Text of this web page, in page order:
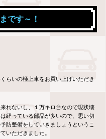
です～！
らいの極上車をお買い上げいただき
れないし、１万キロ台なので現状壊
経っている部品が多いので、思い切
防整備をしていきましょうというこ
いただきました。